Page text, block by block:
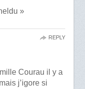
»
Courau il y a
j’igore si
REPLY